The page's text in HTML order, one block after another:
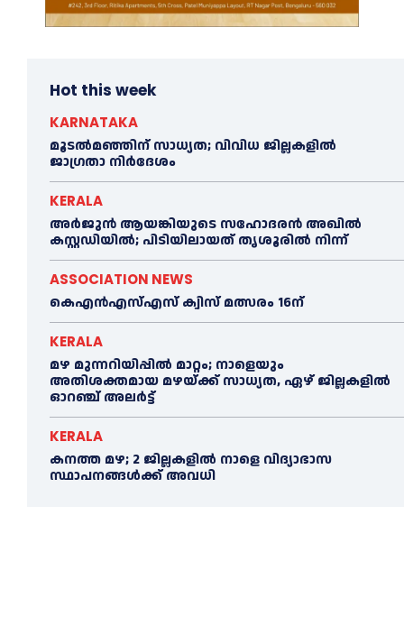
Hot this week
KARNATAKA
മൂടൽമഞ്ഞിന് സാധ്യത; വിവിധ ജില്ലകളിൽ
ജാഗ്രതാ നിർദേശം
KERALA
അര്‍ജുന്‍ ആയങ്കിയുടെ സഹോദരന്‍ അഖില്‍
കസ്റ്റഡിയില്‍; പിടിയിലായത് തൃശൂരില്‍ നിന്ന്
ASSOCIATION NEWS
കെഎൻഎസ്എസ് ക്വിസ് മത്സരം 16ന്
KERALA
മഴ മുന്നറിയിപ്പിൽ മാറ്റം; നാളെയും
അതിശക്തമായ മഴയ്ക്ക് സാധ്യത, ഏഴ് ജില്ലകളിൽ
ഓറഞ്ച് അലർട്ട്
KERALA
കനത്ത മഴ; 2 ജില്ലകളില്‍ നാളെ വിദ്യാഭാസ
സ്ഥാപനങ്ങള്‍ക്ക് അവധി